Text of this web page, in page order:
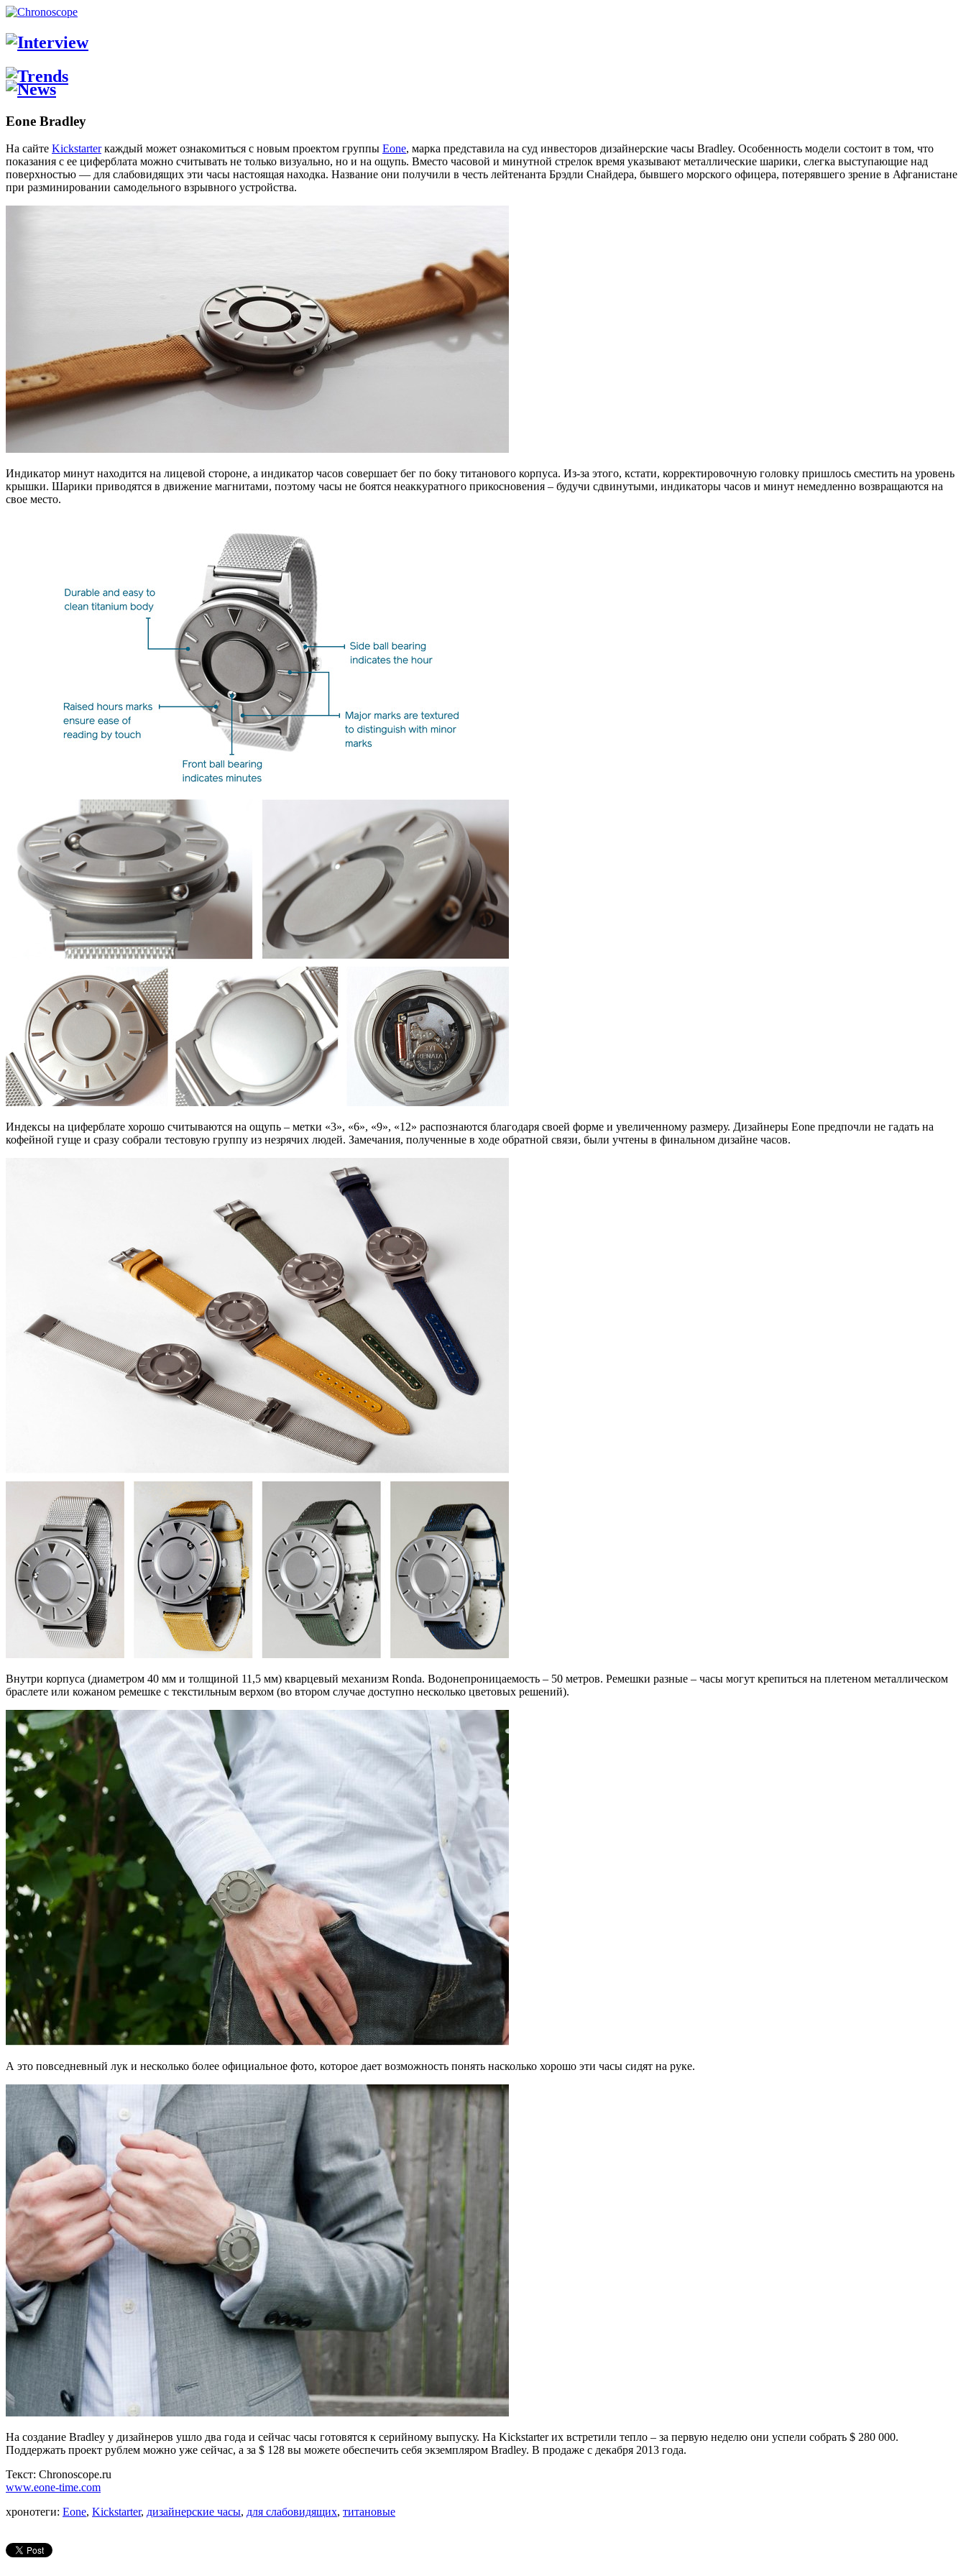
Eone Bradley
На сайте Kickstarterкаждый может ознакомиться с новым проектом группы Eone, марка представила на суд инвесторов дизайнерские часы Bradley. Особенность модели состоит в том, что
показания с ее циферблата можно считывать не только визуально, но и на ощупь. Вместо часовой и минутной стрелок время указывают металлические шарики, слегка выступающие над
поверхностью — для слабовидящих эти часы настоящая находка. Название они получили в честь лейтенанта Брэдли Снайдера, бывшего морского офицера, потерявшего зрение в Афганистане
при разминировании самодельного взрывного устройства.
Индикатор минут находится на лицевой стороне, а индикатор часов совершает бег по боку титанового корпуса. Из-за этого, кстати, корректировочную головку пришлось сместить на уровень
крышки. Шарики приводятся в движение магнитами, поэтому часы не боятся неаккуратного прикосновения – будучи сдвинутыми, индикаторы часов и минут немедленно возвращаются на
свое место.
Индексы на циферблате хорошо считываются на ощупь – метки «3», «6», «9», «12» распознаются благодаря своей форме и увеличенному размеру. Дизайнеры Eone предпочли не гадать на
кофейной гуще и сразу собрали тестовую группу из незрячих людей. Замечания, полученные в ходе обратной связи, были учтены в финальном дизайне часов.
Внутри корпуса (диаметром 40 мм и толщиной 11,5 мм) кварцевый механизм Ronda. Водонепроницаемость – 50 метров. Ремешки разные – часы могут крепиться на плетеном металлическом
браслете или кожаном ремешке с текстильным верхом (во втором случае доступно несколько цветовых решений).
А это повседневный лук и несколько более официальное фото, которое дает возможность понять насколько хорошо эти часы сидят на руке.
На создание Bradley у дизайнеров ушло два года и сейчас часы готовятся к серийному выпуску. На Kickstarter их встретили тепло – за первую неделю они успели собрать $ 280 000.
Поддержать проект рублем можно уже сейчас, а за $ 128 вы можете обеспечить себя экземпляром Bradley. В продаже с декабря 2013 года.
Текст: Chronoscope.ru
www.eone-time.com
хронотеги: Eone, Kickstarter, дизайнерские часы, для слабовидящих, титановые